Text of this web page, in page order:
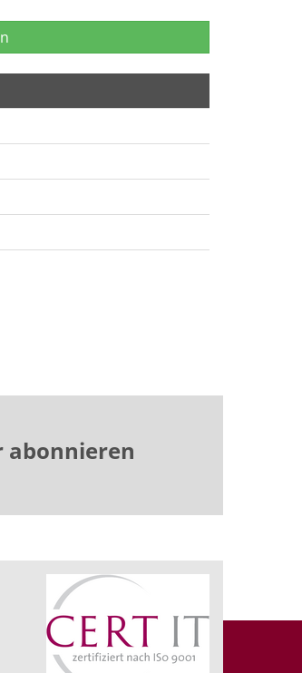
abonnieren